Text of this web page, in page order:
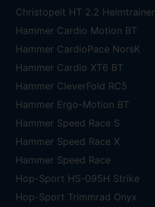
Christopeit HT 2.2 Heimtrainer
Hammer Cardio Motion BT
Hammer CardioPace NorsK
Hammer Cardio XT6 BT
Hammer CleverFold RC5
Hammer Ergo-Motion BT
Hammer Speed Race S
Hammer Speed Race X
Hammer Speed Race
Hop-Sport HS-095H Strike
Hop-Sport Trimmrad Onyx